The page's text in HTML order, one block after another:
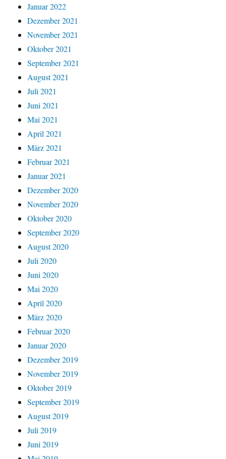
Januar 2022
Dezember 2021
November 2021
Oktober 2021
September 2021
August 2021
Juli 2021
Juni 2021
Mai 2021
April 2021
März 2021
Februar 2021
Januar 2021
Dezember 2020
November 2020
Oktober 2020
September 2020
August 2020
Juli 2020
Juni 2020
Mai 2020
April 2020
März 2020
Februar 2020
Januar 2020
Dezember 2019
November 2019
Oktober 2019
September 2019
August 2019
Juli 2019
Juni 2019